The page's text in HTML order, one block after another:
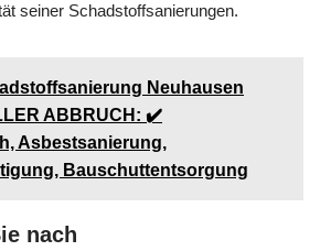
seiner Schadstoffsanierungen.
Neuhausen
ABBRUCH: ✔️
Asbestsanierung,
Bauschuttentsorgung
nach